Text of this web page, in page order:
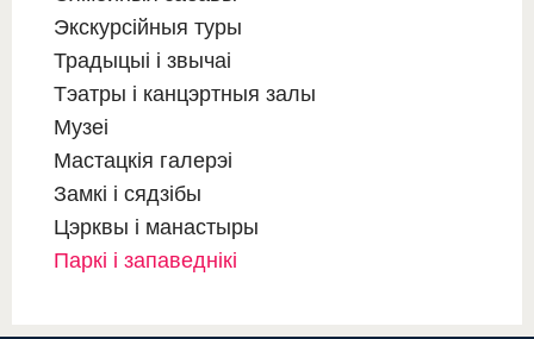
Экскурсійныя туры
Традыцыі і звычаі
Тэатры і канцэртныя залы
Музеі
Мастацкія галерэі
Замкі і сядзібы
Цэрквы і манастыры
Паркі і запаведнікі